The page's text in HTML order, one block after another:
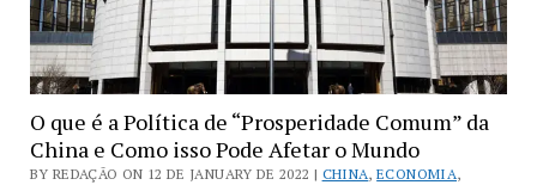
O que é a Política de “Prosperidade Comum” da
China e Como isso Pode Afetar o Mundo
BY REDAÇÃO ON 12 DE JANUARY DE 2022 | CHINA,ECONOMIA,